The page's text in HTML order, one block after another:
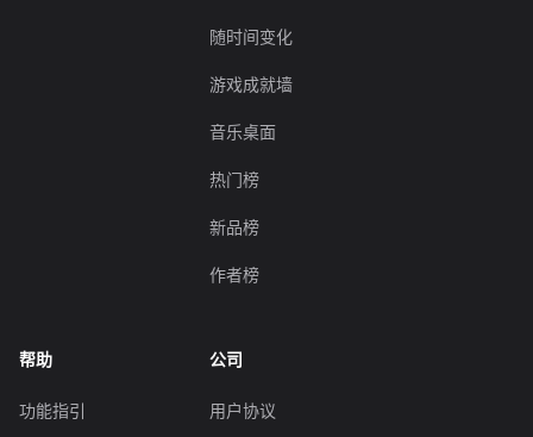
随时间变化
游戏成就墙
音乐桌面
热门榜
新品榜
作者榜
帮助
功能指引
公司
用户协议